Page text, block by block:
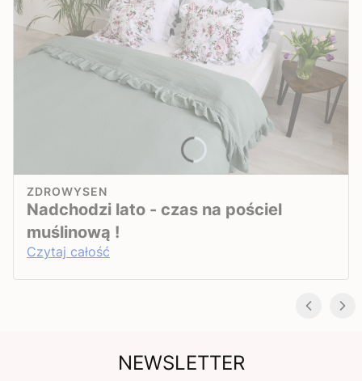
ZDROWYSEN
Nadchodzi lato - czas na pościel
muślinową !
Czytaj całość
NEWSLETTER